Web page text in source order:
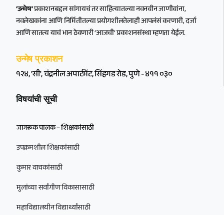
‘उन्मेष’प्रकाशनबद्दल सांगायचं तर साहित्यातल्या नवनवीन जाणीवांना,
नवलेखकांना आणि निर्मितीतल्या प्रयोगशीलतेलाही आपलंसं करणारी, दर्जा
आणि सातत्य याचं भान ठेवणारी ‘आजची’ प्रकाशनसंस्था म्हणता येईल.
उन्मेष प्रकाशन
१२४, 'सी', चंद्रनील अपार्टमेंट, सिंहगड रोड, पुणे - ४११ ०३०
विषयांची सूची
जागरूक पालक – शिक्षकांसाठी
उपक्रमशील शिक्षकांसाठी
कुमार वाचकांसाठी
मुलांच्या सर्वांगीण विकासासाठी
महाविद्यालयीन विद्यार्थ्यांसाठी